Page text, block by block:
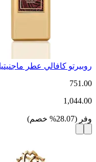
روبيرتو كافالي عطر ماجنيتيك
751.00
1,044.00
وفر (
28.07
% خصم)